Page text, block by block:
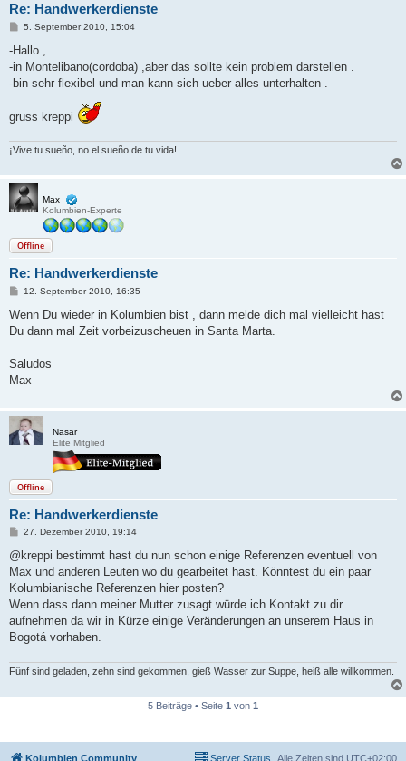
Re: Handwerkerdienste
B
i
r
a
5. September 2010, 15:04
-Hallo ,
-in Montelibano(cordoba) ,aber das sollte kein problem darstellen .
-bin sehr flexibel und man kann sich ueber alles unterhalten .
gruss kreppi
¡Vive tu sueño, no el sueño de tu vida!
Max
Kolumbien-Experte
Offline
Re: Handwerkerdienste
B
i
r
12. September 2010, 16:35
Wenn Du wieder in Kolumbien bist , dann melde dich mal vielleicht hast
Du dann mal Zeit vorbeizuscheuen in Santa Marta.
Saludos
Max
Nasar
Elite Mitglied
Offline
Re: Handwerkerdienste
B
i
r
a
27. Dezember 2010, 19:14
@kreppi bestimmt hast du nun schon einige Referenzen eventuell von
Max und anderen Leuten wo du gearbeitet hast. Könntest du ein paar
Kolumbianische Referenzen hier posten?
Wenn dass dann meiner Mutter zusagt würde ich Kontakt zu dir
aufnehmen da wir in Kürze einige Veränderungen an unserem Haus in
Bogotá vorhaben.
Fünf sind geladen, zehn sind gekommen, gieß Wasser zur Suppe, heiß alle willkommen.
5 Beiträge • Seite 1 von 1
Kolumbien Community Alle Zeiten sind UTC+02:00
Server Status